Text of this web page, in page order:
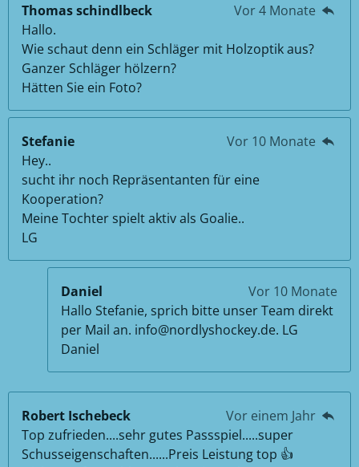
Thomas schindlbeck
Vor 4 Monate
Hallo.
Wie schaut denn ein Schläger mit Holzoptik aus?
Ganzer Schläger hölzern?
Hätten Sie ein Foto?
Stefanie
Vor 10 Monate
Hey..
sucht ihr noch Repräsentanten für eine
Kooperation?
Meine Tochter spielt aktiv als Goalie..
LG
Daniel
Vor 10 Monate
Hallo Stefanie, sprich bitte unser Team direkt
per Mail an. info@nordlyshockey.de. LG
Daniel
Robert Ischebeck
Vor einem Jahr
Top zufrieden....sehr gutes Passspiel.....super
Schusseigenschaften......Preis Leistung top 👍